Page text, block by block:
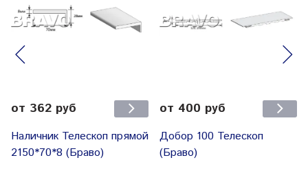
от 362 руб
Наличник Телескоп прямой
2150*70*8 (Браво)
от 400 руб
Добор 100 Телескоп
(Браво)